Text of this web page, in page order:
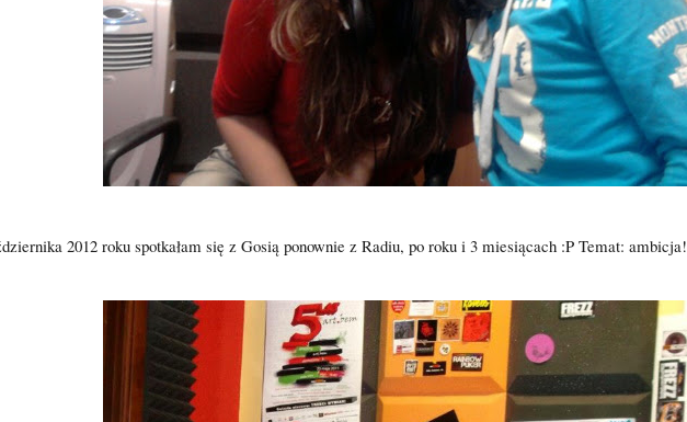
2012 roku spotkałam się z Gosią ponownie z Radiu, po roku i 3 miesiącach :P Temat: ambicja!